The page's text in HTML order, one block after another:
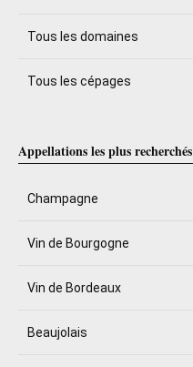
Tous les domaines
Tous les cépages
Appellations les plus recherchés
Champagne
Vin de Bourgogne
Vin de Bordeaux
Beaujolais